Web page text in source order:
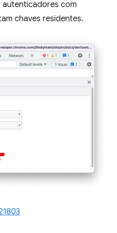
autenticadores com
chaves residentes.